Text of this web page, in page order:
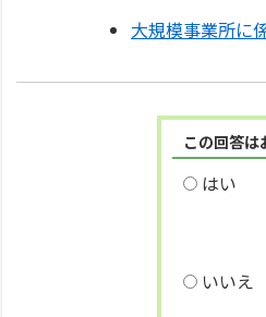
大規模事業所に
この回答は
はい
いいえ